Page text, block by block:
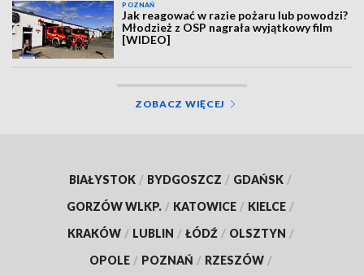
POZNAŃ
Jak reagować w razie pożaru lub powodzi?
Młodzież z OSP nagrała wyjątkowy film
[WIDEO]
ZOBACZ WIĘCEJ
BIAŁYSTOK / BYDGOSZCZ / GDAŃSK /
GORZÓW WLKP. / KATOWICE / KIELCE /
KRAKÓW / LUBLIN / ŁÓDŹ / OLSZTYN /
OPOLE / POZNAŃ / RZESZÓW /